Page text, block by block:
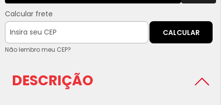
Calcular frete
CALCULAR
Não lembro meu CEP?
DESCRIÇÃO